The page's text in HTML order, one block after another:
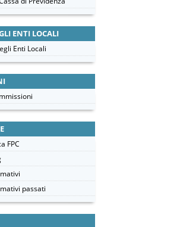
ENTI LOCALI
Enti Locali
FPC
passati